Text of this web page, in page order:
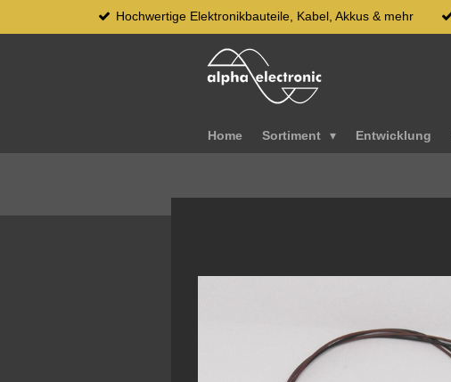
Hauptinhalt
Hochwertige Elektronikbauteile, Kabel, Akkus & mehr
Home Sortiment Entwicklung